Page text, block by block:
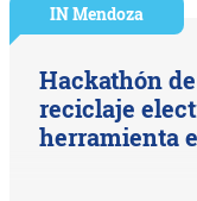
IN Mendoza
Hackathón
reciclaje
herramienta